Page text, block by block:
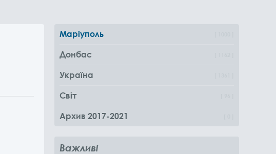
Маріуполь
Донбас
Україна
Світ
Архив 2017-2021
Важливі